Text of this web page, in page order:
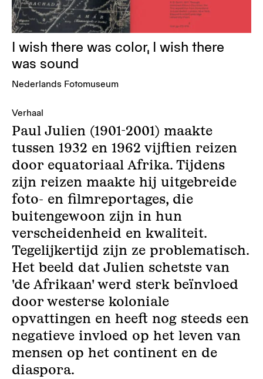
I wish there was color, I wish there
was sound
Nederlands Fotomuseum
Verhaal
Paul Julien (1901-2001) maakte
tussen 1932 en 1962 vijftien reizen
door equatoriaal Afrika. Tijdens
zijn reizen maakte hij uitgebreide
foto- en filmreportages, die
buitengewoon zijn in hun
verscheidenheid en kwaliteit.
Tegelijkertijd zijn ze problematisch.
Het beeld dat Julien schetste van
'de Afrikaan' werd sterk beïnvloed
door westerse koloniale
opvattingen en heeft nog steeds een
negatieve invloed op het leven van
mensen op het continent en de
diaspora.